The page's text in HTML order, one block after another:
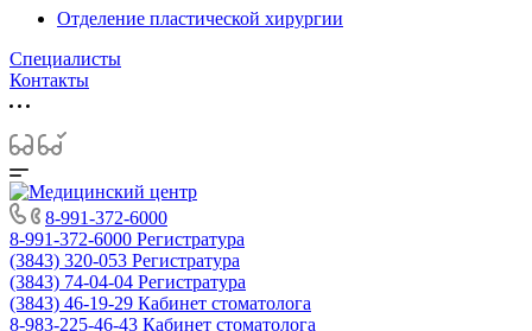
Отделение пластической хирургии
Специалисты
Контакты
8-991-372-6000
8-991-372-6000 Регистратура
(3843) 320-053 Регистратура
(3843) 74-04-04 Регистратура
(3843) 46-19-29 Кабинет стоматолога
8-983-225-46-43 Кабинет стоматолога